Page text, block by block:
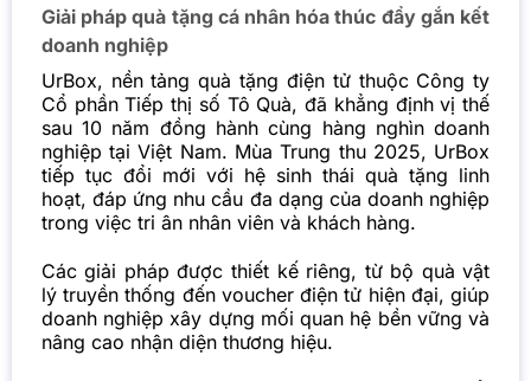
Giải pháp quà tặng cá nhân hóa thúc đẩy gắn kết
doanh nghiệp
UrBox, nền tảng quà tặng điện tử thuộc Công ty
Cổ phần Tiếp thị số Tô Quà, đã khẳng định vị thế
sau 10 năm đồng hành cùng hàng nghìn doanh
nghiệp tại Việt Nam. Mùa Trung thu 2025, UrBox
tiếp tục đổi mới với hệ sinh thái quà tặng linh
hoạt, đáp ứng nhu cầu đa dạng của doanh nghiệp
trong việc tri ân nhân viên và khách hàng.
Các giải pháp được thiết kế riêng, từ bộ quà vật
lý truyền thống đến voucher điện tử hiện đại, giúp
doanh nghiệp xây dựng mối quan hệ bền vững và
nâng cao nhận diện thương hiệu.